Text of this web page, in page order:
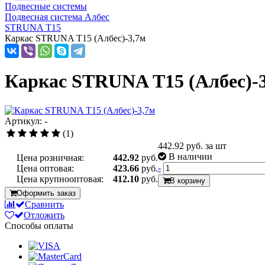
Подвесные системы
Подвесная система Албес
STRUNA Т15
Каркас STRUNA Т15 (Албес)-3,7м
Каркас STRUNA Т15 (Албес)-
Артикул: -
(1)
Цена розничная: 442.92 руб.
Цена оптовая:
423.66 руб.
Цена крупнооптовая:
412.10 руб.
442.92 руб. за шт
В наличии
-
В корзину
Оформить заказ
Сравнить
Отложить
Способы оплаты